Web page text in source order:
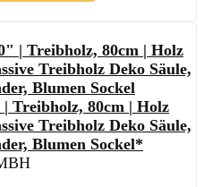
Treibholz, 80cm | Holz
Treibholz Deko Säule,
Blumen Sockel*